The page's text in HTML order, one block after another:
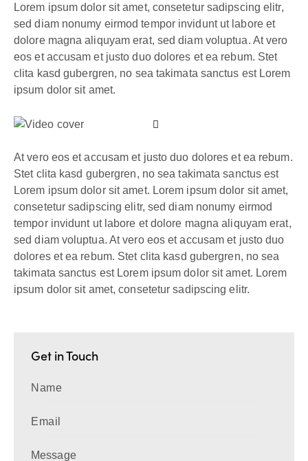
Lorem ipsum dolor sit amet, consetetur sadipscing elitr,
sed diam nonumy eirmod tempor invidunt ut labore et
dolore magna aliquyam erat, sed diam voluptua. At vero
eos et accusam et justo duo dolores et ea rebum. Stet
clita kasd gubergren, no sea takimata sanctus est Lorem
ipsum dolor sit amet.
At vero eos et accusam et justo duo dolores et ea rebum.
Stet clita kasd gubergren, no sea takimata sanctus est
Lorem ipsum dolor sit amet. Lorem ipsum dolor sit amet,
consetetur sadipscing elitr, sed diam nonumy eirmod
tempor invidunt ut labore et dolore magna aliquyam erat,
sed diam voluptua. At vero eos et accusam et justo duo
dolores et ea rebum. Stet clita kasd gubergren, no sea
takimata sanctus est Lorem ipsum dolor sit amet. Lorem
ipsum dolor sit amet, consetetur sadipscing elitr.
Get in Touch